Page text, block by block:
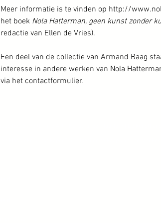
Meer informatie is te vinden op http://
het boek Nola Hatterman, geen kunst zonder
redactie van Ellen de Vries).
Een deel van de collectie van Armand Baag
interesse in andere werken van Nola
via het contactformulier.